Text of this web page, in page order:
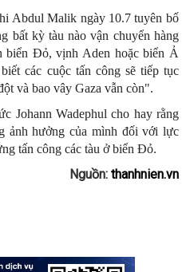
Abdul Malik ngày 10.7 tuyên bố
bất kỳ tàu nào vận chuyển hàng
biển Đỏ, vịnh Aden hoặc biển Ả
các cuộc tấn công sẽ tiếp tục
và bao vây Gaza vẫn còn".
Johann Wadephul cho hay rằng
ảnh hưởng của mình đối với lực
tấn công các tàu ở biển Đỏ.
Nguồn: thanhnien.vn